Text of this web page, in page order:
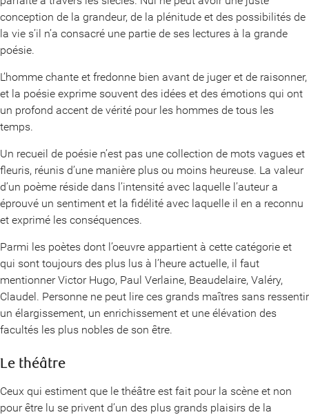
conception de la grandeur, de la plénitude et des possibilités de
la vie s’il n’a consacré une partie de ses lectures à la grande
poésie.
L’homme chante et fredonne bien avant de juger et de raisonner,
et la poésie exprime souvent des idées et des émotions qui ont
un profond accent de vérité pour les hommes de tous les
temps.
Un recueil de poésie n’est pas une collection de mots vagues et
fleuris, réunis d’une manière plus ou moins heureuse. La valeur
d’un poème réside dans l’intensité avec laquelle l’auteur a
éprouvé un sentiment et la fidélité avec laquelle il en a reconnu
et exprimé les conséquences.
Parmi les poètes dont l’oeuvre appartient à cette catégorie et
qui sont toujours des plus lus à l’heure actuelle, il faut
mentionner Victor Hugo, Paul Verlaine, Beaudelaire, Valéry,
Claudel. Personne ne peut lire ces grands maîtres sans ressentir
un élargissement, un enrichissement et une élévation des
facultés les plus nobles de son être.
Le théâtre
Ceux qui estiment que le théâtre est fait pour la scène et non
pour être lu se privent d’un des plus grands plaisirs de la